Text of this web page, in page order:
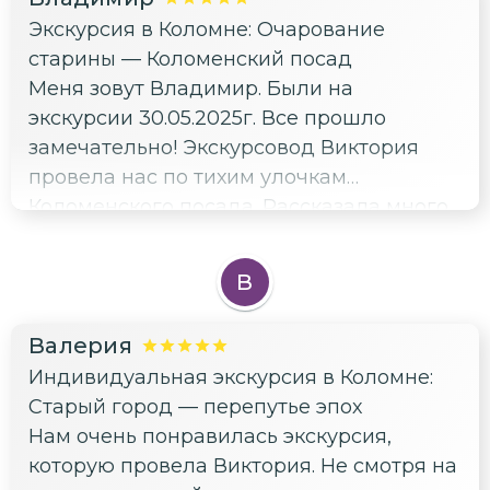
откровенная. Я понимаю, что она
отрабатывала чужую работу, но так
нельзя. Одна заболела и не
предпредила, вторая работала спустя
рукава. Впечатления от приезда в город
смазаны, день потрачены впустую.
Вокруг ходило много разных экскурсий,
профессию. Обязательно приедем ещё в
Коломну и будем рекомендовать такого
гида, как Виктория.
Экскурсия в Коломне: Очарование
старины — Коломенский посад
Меня зовут Владимир. Были на
экскурсии 30.05.2025г. Все прошло
замечательно! Экскурсовод Виктория
провела нас по тихим улочкам
Коломенского посада. Рассказала много
Отличный, знающий экскурсовод,
любящий свой город! Нам всё очень
В
Валерия
Индивидуальная экскурсия в Коломне:
Старый город — перепутье эпох
Нам очень понравилась экскурсия,
которую провела Виктория. Не смотря на